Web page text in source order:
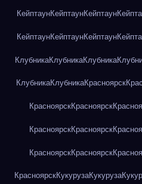
КейптаунКейптаунКейптаун
КейптаунКейптаунКейптаун
КлубникаКлубникаКлубника
КлубникаКлубникаКрасноярск
КрасноярскКрасноярск
КрасноярскКрасноярск
КрасноярскКрасноярск
КрасноярскКукурузаКукуруза